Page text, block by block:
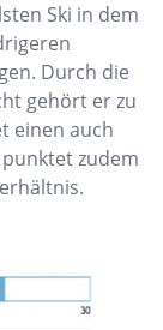
Ski in dem
Durch die
gehört er zu
einen auch
zudem